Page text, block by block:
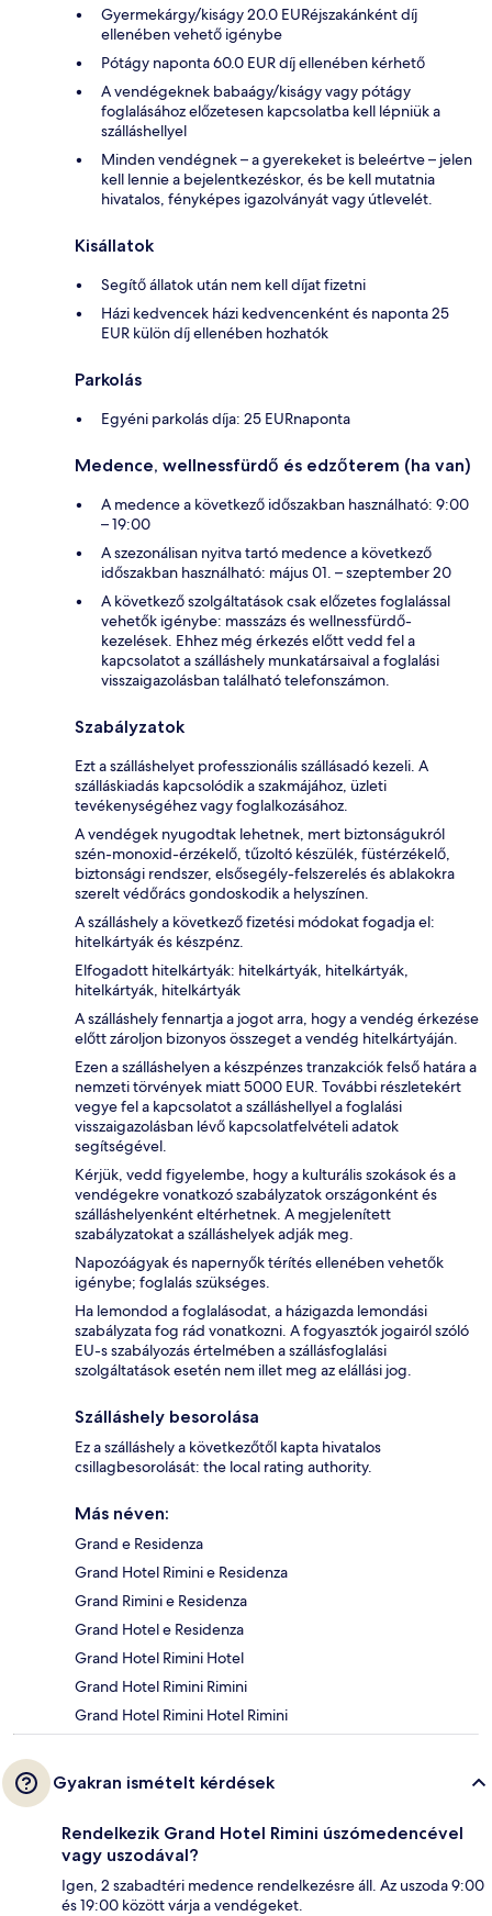
Gyermekárgy/kiságy 20.0 EURéjszakánként díj
ellenében vehető igénybe
Pótágy naponta 60.0 EUR díj ellenében kérhető
A vendégeknek babaágy/kiságy vagy pótágy
foglalásához előzetesen kapcsolatba kell lépniük a
szálláshellyel
Minden vendégnek – a gyerekeket is beleértve – jelen
kell lennie a bejelentkezéskor, és be kell mutatnia
hivatalos, fényképes igazolványát vagy útlevelét.
Kisállatok
Segítő állatok után nem kell díjat fizetni
Házi kedvencek házi kedvencenként és naponta 25
EUR külön díj ellenében hozhatók
Parkolás
Egyéni parkolás díja: 25 EURnaponta
Medence, wellnessfürdő és edzőterem (ha van)
A medence a következő időszakban használható: 9:00
– 19:00
A szezonálisan nyitva tartó medence a következő
időszakban használható: május 01. – szeptember 20
A következő szolgáltatások csak előzetes foglalással
vehetők igénybe: masszázs és wellnessfürdő-
kezelések. Ehhez még érkezés előtt vedd fel a
kapcsolatot a szálláshely munkatársaival a foglalási
visszaigazolásban található telefonszámon.
Szabályzatok
Ezt a szálláshelyet professzionális szállásadó kezeli. A
szálláskiadás kapcsolódik a szakmájához, üzleti
tevékenységéhez vagy foglalkozásához.
A vendégek nyugodtak lehetnek, mert biztonságukról
szén-monoxid-érzékelő, tűzoltó készülék, füstérzékelő,
biztonsági rendszer, elsősegély-felszerelés és ablakokra
szerelt védőrács gondoskodik a helyszínen.
A szálláshely a következő fizetési módokat fogadja el:
hitelkártyák és készpénz.
Elfogadott hitelkártyák: hitelkártyák, hitelkártyák,
hitelkártyák, hitelkártyák
A szálláshely fennartja a jogot arra, hogy a vendég érkezése
előtt zároljon bizonyos összeget a vendég hitelkártyáján.
Ezen a szálláshelyen a készpénzes tranzakciók felső határa a
nemzeti törvények miatt 5000 EUR. További részletekért
vegye fel a kapcsolatot a szálláshellyel a foglalási
visszaigazolásban lévő kapcsolatfelvételi adatok
segítségével.
Kérjük, vedd figyelembe, hogy a kulturális szokások és a
vendégekre vonatkozó szabályzatok országonként és
szálláshelyenként eltérhetnek. A megjelenített
szabályzatokat a szálláshelyek adják meg.
Napozóágyak és napernyők térítés ellenében vehetők
igénybe; foglalás szükséges.
Ha lemondod a foglalásodat, a házigazda lemondási
szabályzata fog rád vonatkozni. A fogyasztók jogairól szóló
EU-s szabályozás értelmében a szállásfoglalási
szolgáltatások esetén nem illet meg az elállási jog.
Szálláshely besorolása
Ez a szálláshely a következőtől kapta hivatalos
csillagbesorolását: the local rating authority.
Más néven:
Grand e Residenza
Grand Hotel Rimini e Residenza
Grand Rimini e Residenza
Grand Hotel e Residenza
Grand Hotel Rimini Hotel
Grand Hotel Rimini Rimini
Grand Hotel Rimini Hotel Rimini
Gyakran ismételt kérdések
Rendelkezik Grand Hotel Rimini úszómedencével
vagy uszodával?
Igen, 2 szabadtéri medence rendelkezésre áll. Az uszoda 9:00
és 19:00 között várja a vendégeket.